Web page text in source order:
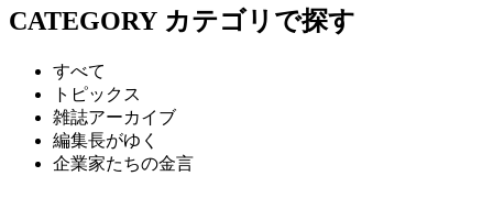
CATEGORY カテゴリで探す
すべて
トピックス
雑誌アーカイブ
編集長がゆく
企業家たちの金言